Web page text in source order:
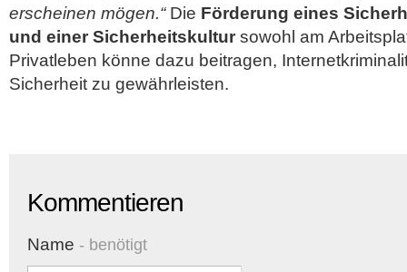
erscheinen mögen.“Die Förderung eines
und einer Sicherheitskultur sowohl am
Privatleben könne dazu beitragen,
Sicherheit zu gewährleisten.
Kommentieren
Name - benötigt